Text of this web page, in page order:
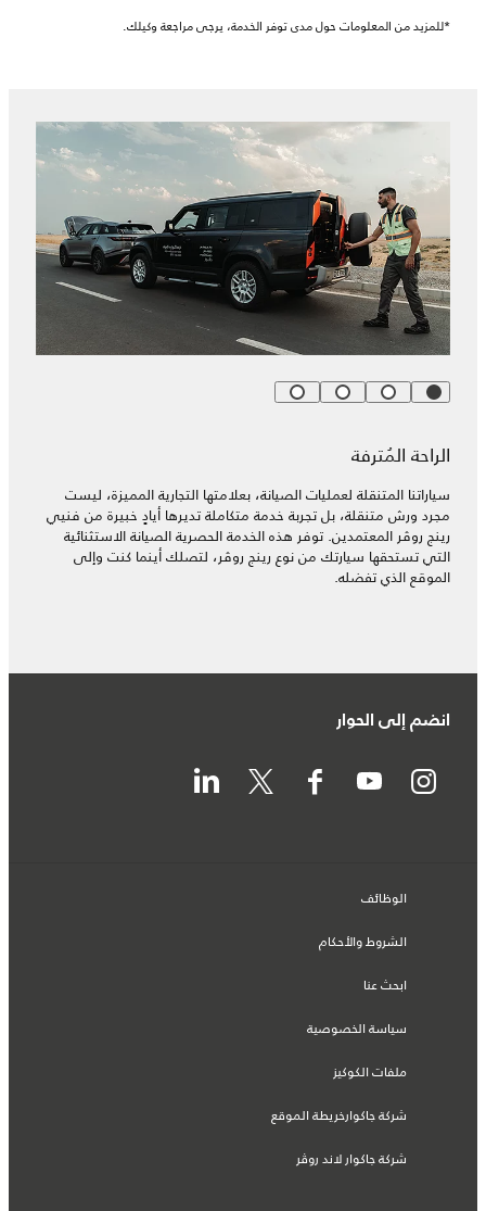
*للمزيد من المعلومات حول مدى توفر الخدمة، يرجى مراجعة وكيلك.
الراحة المُترفة
سياراتنا المتنقلة لعمليات الصيانة، بعلامتها التجارية المميزة، ليست
مجرد ورش متنقلة، بل تجربة خدمة متكاملة تديرها أيادٍ خبيرة من فنيي
رينج روڤر المعتمدين. توفر هذه الخدمة الحصرية الصيانة الاستثنائية
التي تستحقها سيارتك من نوع رينج روڤر، لتصلك أينما كنت وإلى
الموقع الذي تفضله.
انضم إلى الحوار
الوظائف
الشروط والأحكام
ابحث عنا
سياسة الخصوصية
ملفات الكوكيز
شركة جاكوارخريطة الموقع
شركة جاكوار لاند روڤر